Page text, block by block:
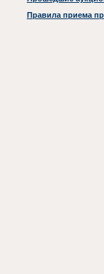
Правила приема